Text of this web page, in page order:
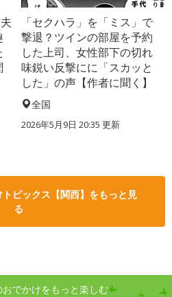
「セクハラ」を「ミス」で
撃退？ツインの部屋を予約
した上司、女性部下の切れ
味鋭い反撃にに「スカッと
した」の声【作者に聞く】
全国
2026年5月9日 20:35 更新
ピックス【関西】をもっと見
る
でかけをもっと楽しむ